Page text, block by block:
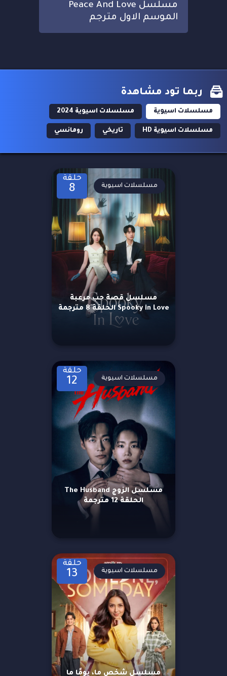
مسلسل Peace And Love
الموسم الاول مترجم
ربما تود مشاهدة
مسلسلات اسيوية مسلسلات اسيوية 2024
مسلسلات اسيوية HD تاريخي رومانسي
حلقة
8
مسلسل قصة حب مرعبة
Spooky in Love الحلقة 8 مترجمة
مسلسلات اسيوية
حلقة
12
مسلسل الزوج The Husband
الحلقة 12 مترجمة
مسلسلات اسيوية
حلقة
13
مسلسل شخص ما، يومًا ما
مسلسلات اسيوية